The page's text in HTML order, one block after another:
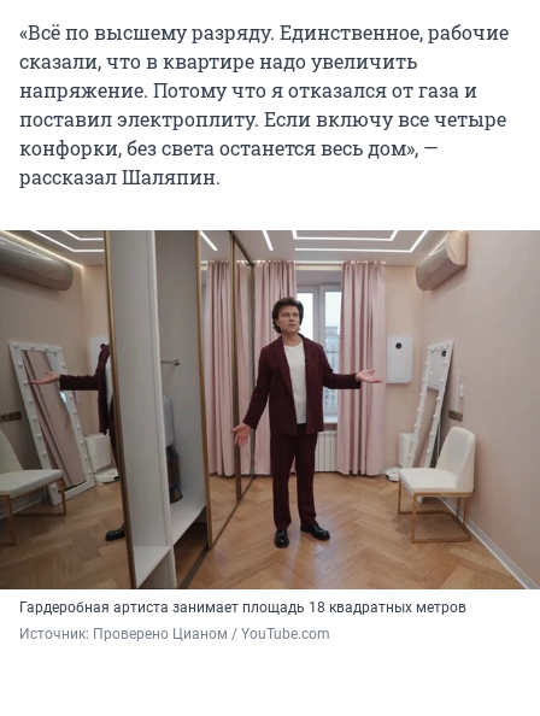
«Всё по высшему разряду. Единственное, рабочие
сказали, что в квартире надо увеличить
напряжение. Потому что я отказался от газа и
поставил электроплиту. Если включу все четыре
конфорки, без света останется весь дом», —
рассказал Шаляпин.
Гардеробная артиста занимает площадь 18 квадратных метров
Источник: Проверено Цианом / YouTube.com